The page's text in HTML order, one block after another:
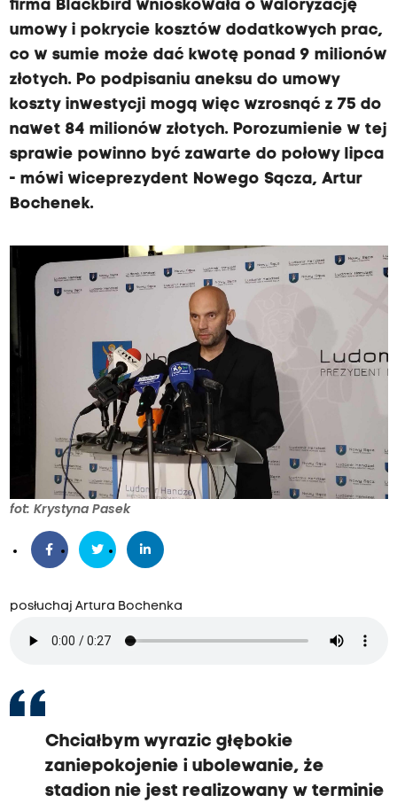
firma Blackbird wnioskowała o waloryzację
umowy i pokrycie kosztów dodatkowych prac,
co w sumie może dać kwotę ponad 9 milionów
złotych. Po podpisaniu aneksu do umowy
koszty inwestycji mogą więc wzrosnąć z 75 do
nawet 84 milionów złotych. Porozumienie w tej
sprawie powinno być zawarte do połowy lipca
- mówi wiceprezydent Nowego Sącza, Artur
Bochenek.
fot: Krystyna Pasek
posłuchaj Artura Bochenka
Chciałbym wyrazic głębokie
zaniepokojenie i ubolewanie, że
stadion nie jest realizowany w terminie